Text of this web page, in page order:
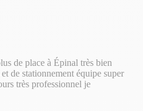
de place à Épinal très bien
de stationnement équipe super
très professionnel je